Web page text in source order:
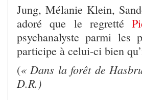
Jung, Mélanie Klein,
adoré que le regretté
psychanalyste parmi les
participe à celui-ci bien
(« Dans la forêt de
D.R.)